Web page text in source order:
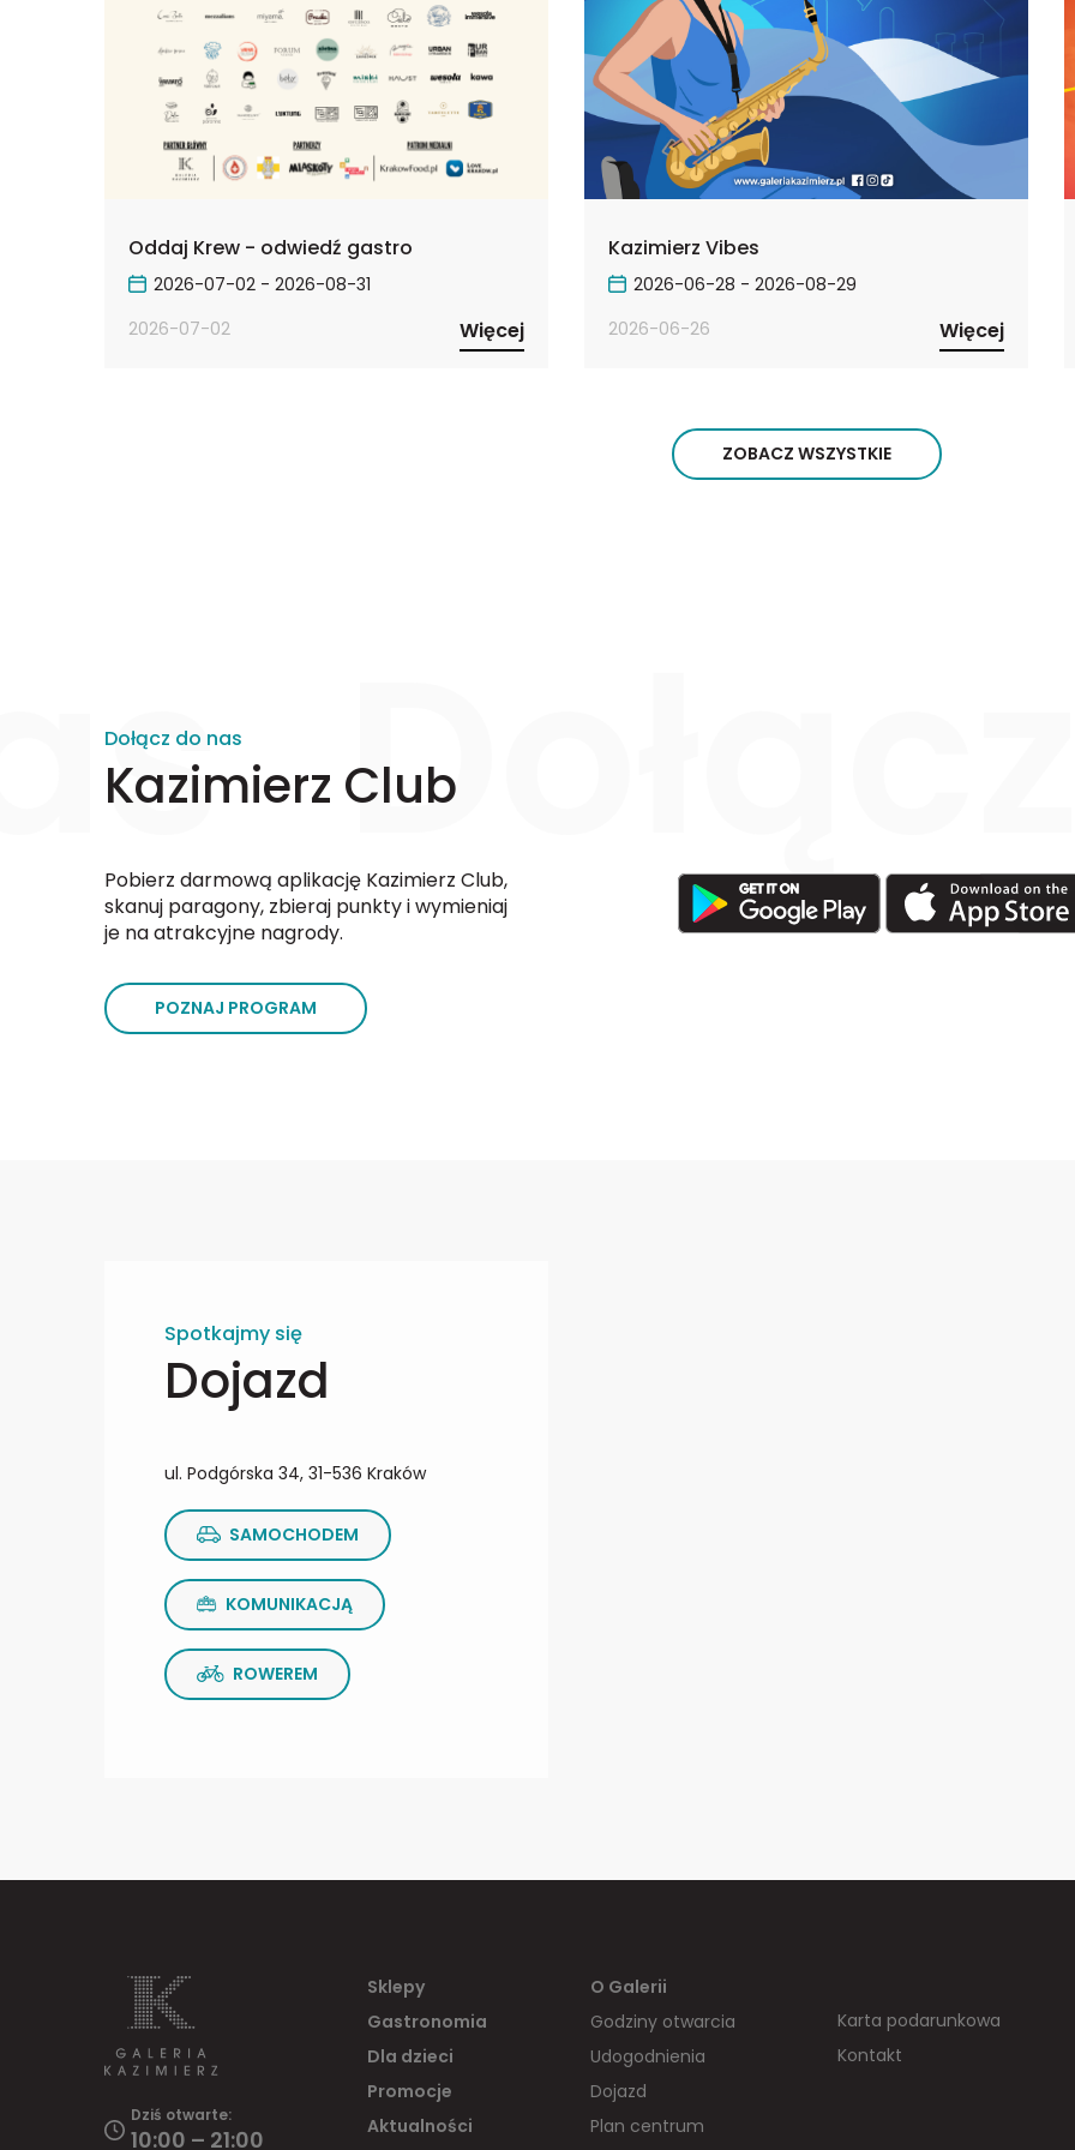
Oddaj Krew - odwiedź gastro
2026-07-02 - 2026-08-31
2026-07-02
Więcej
Kazimierz Vibes
2026-06-28 - 2026-08-29
2026-06-26
Więcej
ZOBACZ WSZYSTKIE
Dołącz do nas
Kazimierz Club
Pobierz darmową aplikację Kazimierz Club,
skanuj paragony, zbieraj punkty i wymieniaj
je na atrakcyjne nagrody.
POZNAJ PROGRAM
Spotkajmy się
Dojazd
ul. Podgórska 34, 31-536 Kraków
SAMOCHODEM
KOMUNIKACJĄ
ROWEREM
Dziś otwarte:
10:00 – 21:00
Sklepy
Gastronomia
Dla dzieci
Promocje
Aktualności
O Galerii
Godziny otwarcia
Udogodnienia
Dojazd
Plan centrum
Karta podarunkowa
Kontakt